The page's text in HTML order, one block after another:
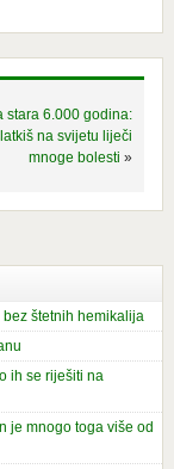
stara 6.000 godina:
na svijetu liječi
mnoge bolesti »
štetnih hemikalija
ih se riješiti na
je mnogo toga više od